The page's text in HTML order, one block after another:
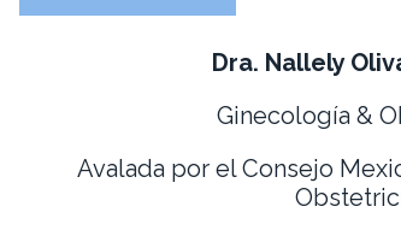
Dra. Nallely
Ginecología &
Avalada por el Consejo